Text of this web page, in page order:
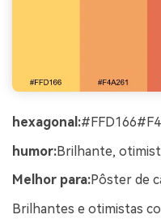
hexagonal:
humor:Brilhante,
Melhor para:Pôster de
Brilhantes e otimistas